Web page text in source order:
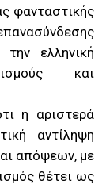
φανταστικής
ελληνική
και
η αριστερά
αντίληψη
απόψεων, με
θέτει ως